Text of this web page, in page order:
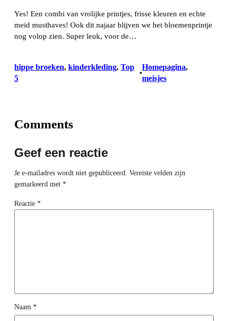
Yes! Een combi van vrolijke printjes, frisse kleuren en echte
meid musthaves! Ook dit najaar blijven we het bloemenprintje
nog volop zien. Super leuk, voor de…
hippe broeken, kinderkleding, Top
5
•
Homepagina
meisjes
Comments
Geef een reactie
Je e-mailadres wordt niet gepubliceerd. Vereiste velden zijn
gemarkeerd met *
Reactie *
Naam *